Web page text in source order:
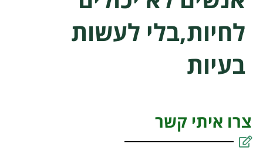
לחיות,בלי לעשות
בעיות
צרו איתי קשר